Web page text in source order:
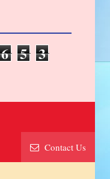
6 5 3
Contact Us